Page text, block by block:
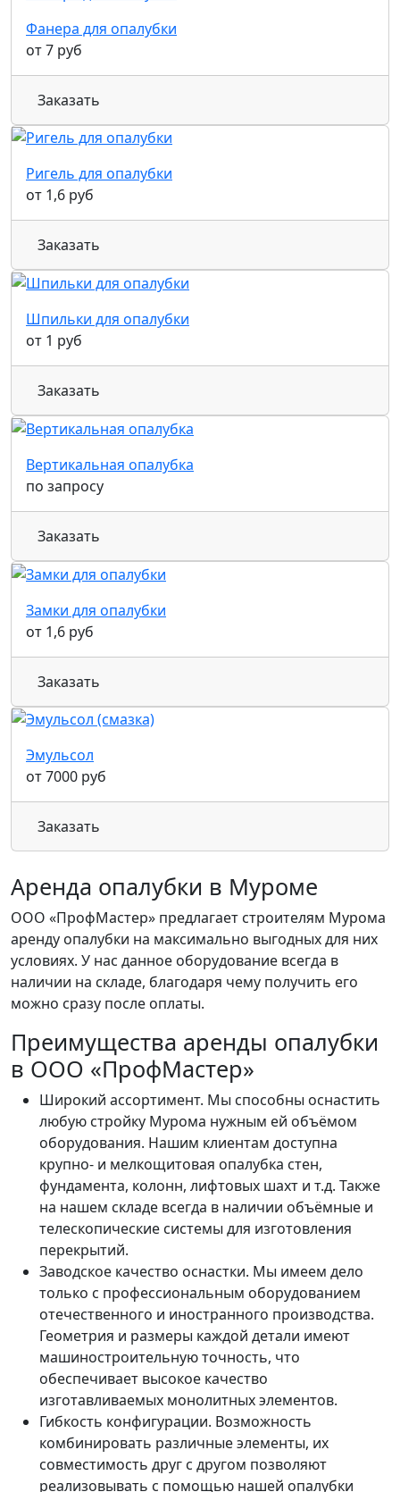
Фанера для опалубки
от 7 руб
Заказать
Ригель для опалубки
от 1,6 руб
Заказать
Шпильки для опалубки
от 1 руб
Заказать
Вертикальная опалубка
по запросу
Заказать
Замки для опалубки
от 1,6 руб
Заказать
Эмульсол
от 7000 руб
Заказать
Аренда опалубки в Муроме
ООО «ПрофМастер» предлагает строителям Мурома
аренду опалубки на максимально выгодных для них
условиях. У нас данное оборудование всегда в
наличии на складе, благодаря чему получить его
можно сразу после оплаты.
Преимущества аренды опалубки
в ООО «ПрофМастер»
Широкий ассортимент. Мы способны оснастить
любую стройку Мурома нужным ей объёмом
оборудования. Нашим клиентам доступна
крупно- и мелкощитовая опалубка стен,
фундамента, колонн, лифтовых шахт и т.д. Также
на нашем складе всегда в наличии объёмные и
телескопические системы для изготовления
перекрытий.
Заводское качество оснастки. Мы имеем дело
только с профессиональным оборудованием
отечественного и иностранного производства.
Геометрия и размеры каждой детали имеют
машиностроительную точность, что
обеспечивает высокое качество
изготавливаемых монолитных элементов.
Гибкость конфигурации. Возможность
комбинировать различные элементы, их
совместимость друг с другом позволяют
реализовывать с помощью нашей опалубки